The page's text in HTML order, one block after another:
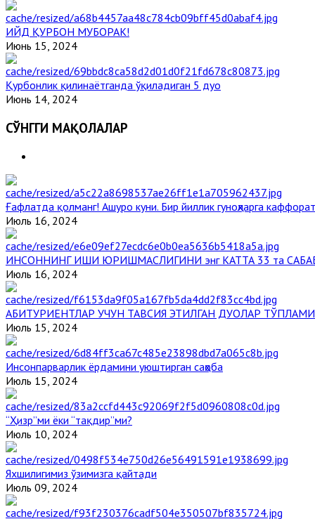
ИЙД ҚУРБОН МУБОРАК!
Июнь 15, 2024
Қурбонлик қилинаётганда ўқиладиган 5 дуо
Июнь 14, 2024
СЎНГГИ МАҚОЛАЛАР
Ғафлатда қолманг! Ашуро куни. Бир йиллик гуноҳларга
Июль 16, 2024
ИНСОННИНГ ИШИ ЮРИШМАСЛИГИНИ энг КАТТА 33 та
Июль 16, 2024
АБИТУРИЕНТЛАР УЧУН ТАВСИЯ ЭТИЛГАН ДУОЛАР ТЎПЛАМИ
Июль 15, 2024
Инсонпарварлик ёрдамини уюштирган саҳоба
Июль 15, 2024
“Ҳизр”ми ёки “тақдир”ми?
Июль 10, 2024
Яхшилигимиз ўзимизга қайтади
Июль 09, 2024